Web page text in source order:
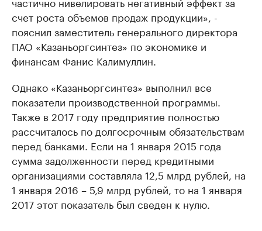
счет роста объемов продаж продукции», -
пояснил заместитель генерального директора
ПАО «Казаньоргсинтез» по экономике и
финансам Фанис Калимуллин.
Однако «Казаньоргсинтез» выполнил все
показатели производственной программы.
Также в 2017 году предприятие полностью
рассчиталось по долгосрочным обязательствам
перед банками. Если на 1 января 2015 года
сумма задолженности перед кредитными
организациями составляла 12,5 млрд рублей, на
1 января 2016 – 5,9 млрд рублей, то на 1 января
2017 этот показатель был сведен к нулю.